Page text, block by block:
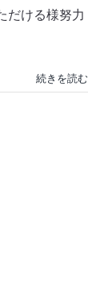
だける様努力
続きを読む